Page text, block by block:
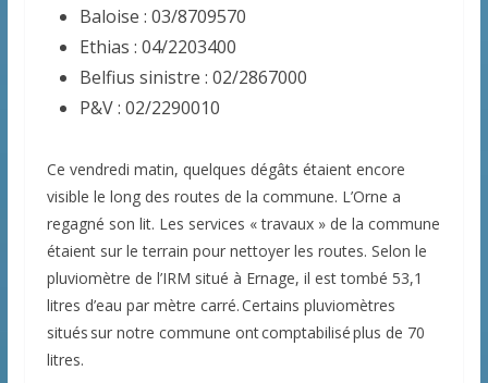
Baloise : 03/8709570
Ethias : 04/2203400
Belfius sinistre : 02/2867000
P&V : 02/2290010
Ce vendredi matin, quelques dégâts étaient encore
visible le long des routes de la commune. L’Orne a
regagné son lit. Les services « travaux » de la commune
étaient sur le terrain pour nettoyer les routes. Selon le
pluviomètre de l’IRM situé à Ernage, il est tombé 53,1
litres d’eau par mètre carré. Certains pluviomètres
situés sur notre commune ont comptabilisé plus de 70
litres.